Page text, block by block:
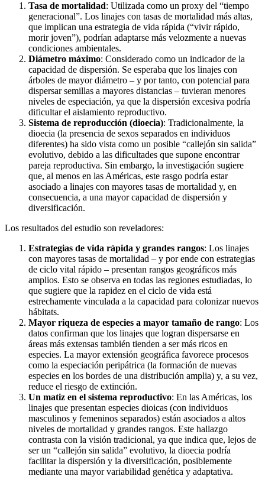
Tasa de mortalidad: Utilizada como un proxy del “tiempo
generacional”. Los linajes con tasas de mortalidad más altas,
que implican una estrategia de vida rápida (“vivir rápido,
morir joven”), podrían adaptarse más velozmente a nuevas
condiciones ambientales.
Diámetro máximo: Considerado como un indicador de la
capacidad de dispersión. Se esperaba que los linajes con
árboles de mayor diámetro – y por tanto, con potencial para
dispersar semillas a mayores distancias – tuvieran menores
niveles de especiación, ya que la dispersión excesiva podría
dificultar el aislamiento reproductivo.
Sistema de reproducción (dioecia): Tradicionalmente, la
dioecia (la presencia de sexos separados en individuos
diferentes) ha sido vista como un posible “callejón sin salida”
evolutivo, debido a las dificultades que supone encontrar
pareja reproductiva. Sin embargo, la investigación sugiere
que, al menos en las Américas, este rasgo podría estar
asociado a linajes con mayores tasas de mortalidad y, en
consecuencia, a una mayor capacidad de dispersión y
diversificación.
Los resultados del estudio son reveladores:
Estrategias de vida rápida y grandes rangos: Los linajes
con mayores tasas de mortalidad – y por ende con estrategias
de ciclo vital rápido – presentan rangos geográficos más
amplios. Esto se observa en todas las regiones estudiadas, lo
que sugiere que la rapidez en el ciclo de vida está
estrechamente vinculada a la capacidad para colonizar nuevos
hábitats.
Mayor riqueza de especies a mayor tamaño de rango: Los
datos confirman que los linajes que logran dispersarse en
áreas más extensas también tienden a ser más ricos en
especies. La mayor extensión geográfica favorece procesos
como la especiación peripátrica (la formación de nuevas
especies en los bordes de una distribución amplia) y, a su vez,
reduce el riesgo de extinción.
Un matiz en el sistema reproductivo: En las Américas, los
linajes que presentan especies dioicas (con individuos
masculinos y femeninos separados) están asociados a altos
niveles de mortalidad y grandes rangos. Este hallazgo
contrasta con la visión tradicional, ya que indica que, lejos de
ser un “callejón sin salida” evolutivo, la dioecia podría
facilitar la dispersión y la diversificación, posiblemente
mediante una mayor variabilidad genética y adaptativa.